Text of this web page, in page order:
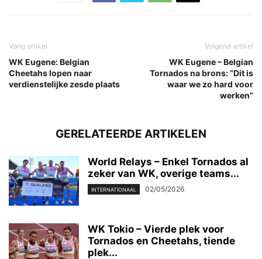
Vorig artikel
WK Eugene: Belgian
Cheetahs lopen naar
verdienstelijke zesde plaats
Volgend artikel
WK Eugene – Belgian
Tornados na brons: “Dit is
waar we zo hard voor
werken”
GERELATEERDE ARTIKELEN
World Relays – Enkel Tornados al
zeker van WK, overige teams...
INTERNATIONAAL 02/05/2026
WK Tokio – Vierde plek voor
Tornados en Cheetahs, tiende
plek...